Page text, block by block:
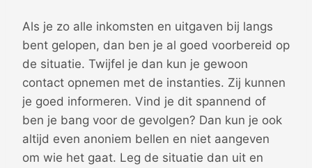
Als je zo alle inkomsten en uitgaven bij langs
bent gelopen, dan ben je al goed voorbereid op
de situatie. Twijfel je dan kun je gewoon
contact opnemen met de instanties. Zij kunnen
je goed informeren. Vind je dit spannend of
ben je bang voor de gevolgen? Dan kun je ook
altijd even anoniem bellen en niet aangeven
om wie het gaat. Leg de situatie dan uit en